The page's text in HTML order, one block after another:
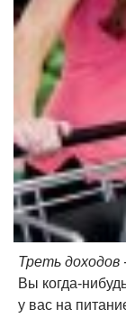
Треть доходов
Вы когда-
у вас на